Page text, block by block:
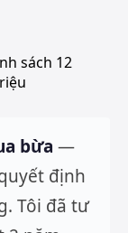
bừa —
định
Tôi đã tư